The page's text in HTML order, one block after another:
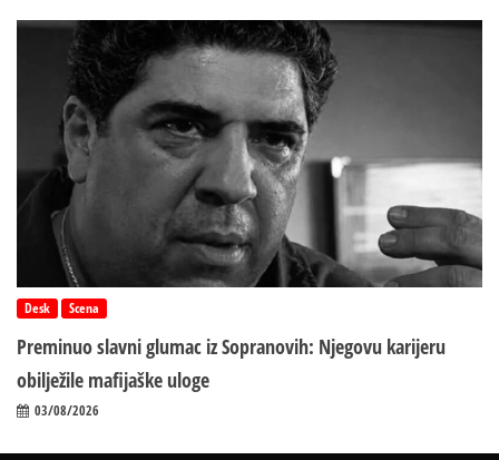
Desk Scena
Preminuo slavni glumac iz Sopranovih: Njegovu karijeru
obilježile mafijaške uloge
03/08/2026